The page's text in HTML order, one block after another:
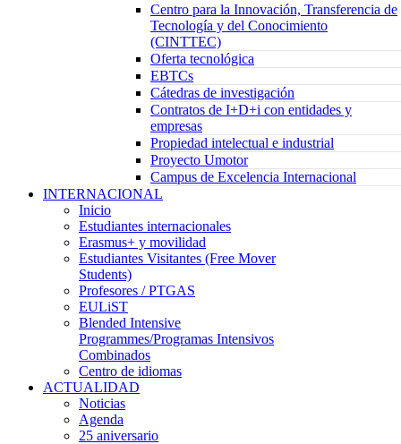
Centro para la Innovación, Transferencia de
Tecnología y del Conocimiento
(CINTTEC)
Oferta tecnológica
EBTCs
Cátedras de investigación
Contratos de I+D+i con entidades y
empresas
Propiedad intelectual e industrial
Proyecto Umotor
Campus de Excelencia Internacional
INTERNACIONAL
Inicio
Estudiantes internacionales
Erasmus+ y movilidad
Estudiantes Visitantes (Free Mover
Students)
Profesores / PTGAS
EULiST
Blended Intensive
Programmes/Programas Intensivos
Combinados
Centro de idiomas
ACTUALIDAD
Noticias
Agenda
25 aniversario